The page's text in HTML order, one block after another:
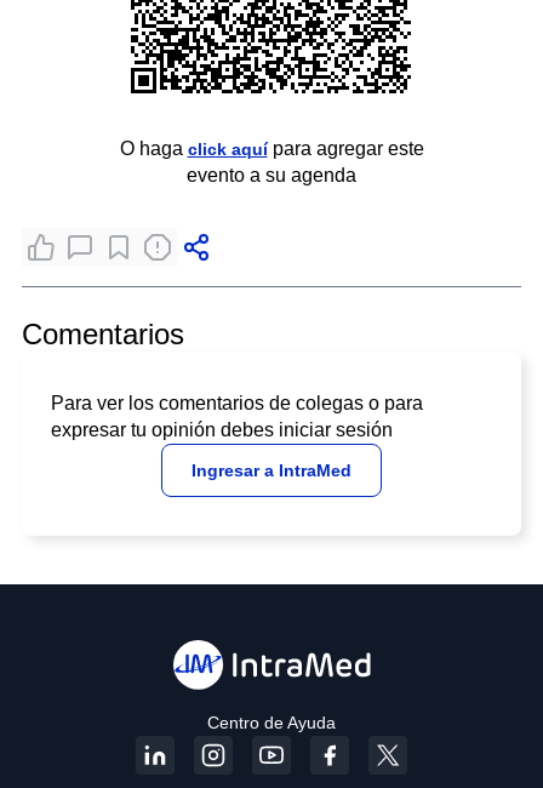
O haga click aquípara agregar este
evento a su agenda
Comentarios
Para ver los comentarios de colegas o para
expresar tu opinión debes iniciar sesión
Ingresar a IntraMed
Centro de Ayuda